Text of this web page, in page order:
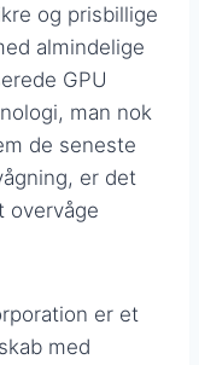
og prisbillige
almindelige
GPU
man nok
de seneste
er det
overvåge
er et
med